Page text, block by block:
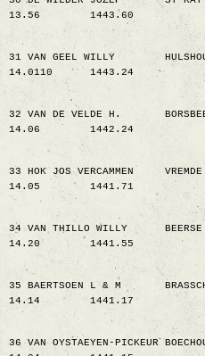
13.56
1443.60
31 VAN GEEL WILLY
14.0110
1443.24
32 VAN DE VELDE H.
14.06
1442.24
33 HOK JOS VERCAMMEN VREMDE
14.05
1441.71
34 VAN THILLO WILLY BEERSE
14.20
1441.55
35 BAERTSOEN L & M
14.14
1441.17
36 VAN OYSTAEYEN-PICKEUR